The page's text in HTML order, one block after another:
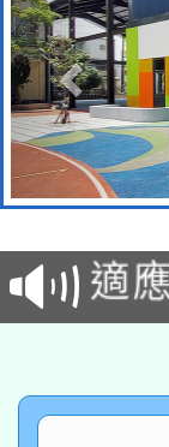
本
招
招)
適
本
暨